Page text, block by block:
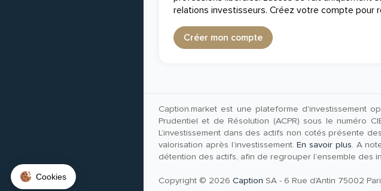
relations investisseurs. Créez votre compte pour
Créer mon compte
Caption.market est une plateforme d'investissement
Prudentiel et de Résolution (ACPR) sous le numéro
L’investissement dans des actifs non cotés présente
valorisation après l’investissement.En savoir plus. A
détention des actifs, afin de regrouper l’ensemble des
Copyright © 2026 Caption SA - 6 Rue d'Antin 75002